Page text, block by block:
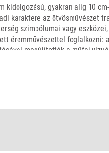
kidolgozású, gyakran alig 10
karaktere az ötvösművészet
szimbólumai vagy
éremművészettel foglalkozni:
megújították a műfaj
munkájában. 2002-től